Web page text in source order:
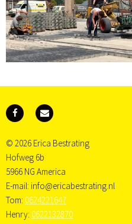
© 2026 Erica Bestrating
Hofweg 6b
5966 NG America
E-mail: info@ericabestrating.nl
Tom: 0624221647
Henry: 0622132870